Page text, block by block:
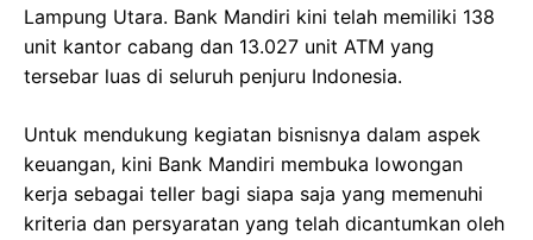
Lampung Utara. Bank Mandiri kini telah memiliki 138
unit kantor cabang dan 13.027 unit ATM yang
tersebar luas di seluruh penjuru Indonesia.
Untuk mendukung kegiatan bisnisnya dalam aspek
keuangan, kini Bank Mandiri membuka lowongan
kerja sebagai teller bagi siapa saja yang memenuhi
kriteria dan persyaratan yang telah dicantumkan oleh